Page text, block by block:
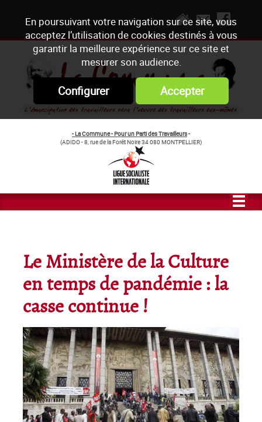
En poursuivant votre navigation sur ce site, vous
acceptez l’utilisation de cookies destinés à vous
garantir la meilleure expérience sur ce site et
mesurer son audience.
Configurer Accepter
- La Commune - Pour un Parti des Travailleurs-
(ADIDO - 8, rue de la Forêt Noire 34 080 MONTPELLIER)
Le Ministère de la Culture
en temps de pandémie : la
casse continue !